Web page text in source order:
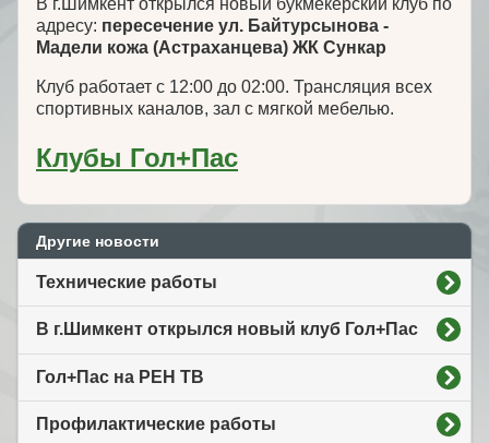
адресу: пересечение ул. Байтурсынова -
Мадели кожа (Астраханцева) ЖК Сункар
Клуб работает с 12:00 до 02:00. Трансляция всех
спортивных каналов, зал с мягкой мебелью.
Клубы Гол+Пас
Другие новости
Технические работы
В г.Шимкент открылся новый клуб Гол+Пас
Гол+Пас на РЕН ТВ
Профилактические работы